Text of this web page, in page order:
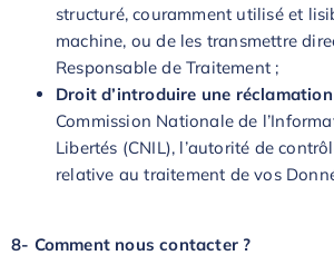
structuré, couramment utilisé et
machine, ou de les transmettre
Responsable de Traitement ;
Droit d’introduire une réclamation
Commission Nationale de
Libertés (CNIL), l’autorité de
relative au traitement de vos
8- Comment nous contacter ?